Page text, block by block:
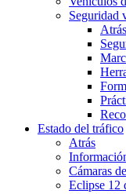
Seguridad
Atrás
Estado del tráfico
Atrás
Cámaras
Eclipse 12